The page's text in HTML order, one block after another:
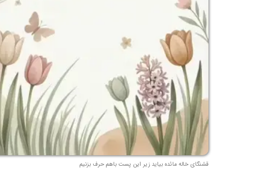
قشنگای خاله مائده بیاید زیر این پست باهم حرف بزنیم